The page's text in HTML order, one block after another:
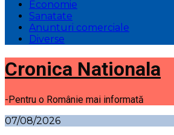
Economie
Sanatate
Anunturi comerciale
Diverse
Cronica Nationala
-Pentru o Românie mai informată
07/08/2026